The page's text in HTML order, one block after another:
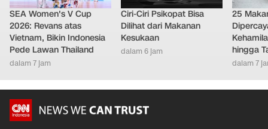
SEA Women's V Cup
2026: Revans atas
Vietnam, Bikin Indonesia
Pede Lawan Thailand
dalam 7 jam
Ciri-Ciri Psikopat Bisa
Dilihat dari Makanan
Kesukaan
dalam 6 jam
25
hingga
dalam 7